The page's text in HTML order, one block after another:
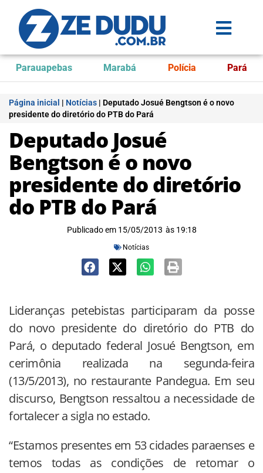
Parauapebas Marabá Polícia Pará
Página inicial | Notícias | Deputado Josué Bengtson é o novo
presidente do diretório do PTB do Pará
Deputado Josué
Bengtson é o novo
presidente do diretório
do PTB do Pará
Publicado em 15/05/2013 às 19:18
Notícias
Lideranças petebistas participaram da posse
do novo presidente do diretório do PTB do
Pará, o deputado federal Josué Bengtson, em
cerimônia realizada na segunda-feira
(13/5/2013), no restaurante Pandegua. Em seu
discurso, Bengtson ressaltou a necessidade de
fortalecer a sigla no estado.
“Estamos presentes em 53 cidades paraenses e
temos todas as condições de retomar o